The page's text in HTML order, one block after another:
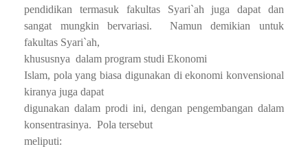
pendidikan termasuk fakultas Syari`ah juga dapat dan
sangat mungkin bervariasi.
Namun demikian untuk
fakultas Syari`ah,
khususnya dalam program studi Ekonomi
Islam, pola yang biasa digunakan di ekonomi konvensional
kiranya juga dapat
digunakan dalam prodi ini, dengan pengembangan dalam
konsentrasinya. Pola tersebut
meliputi: